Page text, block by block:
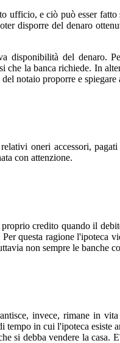
e ciò può esser
disporre del denaro
del denaro.
la banca richiede. In
notaio proporre e
oneri accessori,
con attenzione.
credito quando il
questa ragione
non sempre le banche
invece, rimane in
in cui l'ipoteca esiste
si debba vendere la